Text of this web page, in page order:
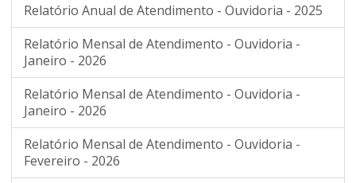
Relatório Anual de Atendimento - Ouvidoria - 2025
Relatório Mensal de Atendimento - Ouvidoria -
Janeiro - 2026
Relatório Mensal de Atendimento - Ouvidoria -
Janeiro - 2026
Relatório Mensal de Atendimento - Ouvidoria -
Fevereiro - 2026